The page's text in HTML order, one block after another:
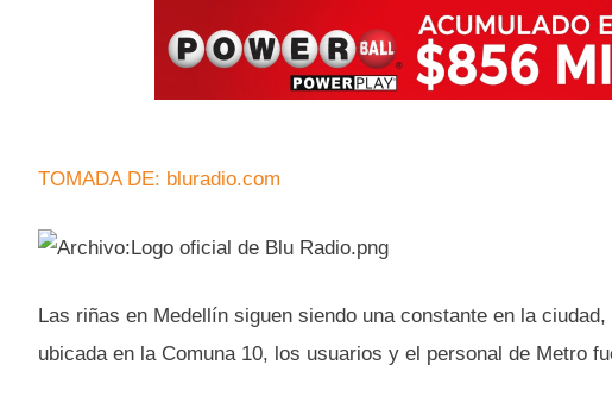
TOMADA DE: bluradio.com
Las riñas en Medellín siguen siendo una constante en la
ubicada en la Comuna 10, los usuarios y el personal de Metro